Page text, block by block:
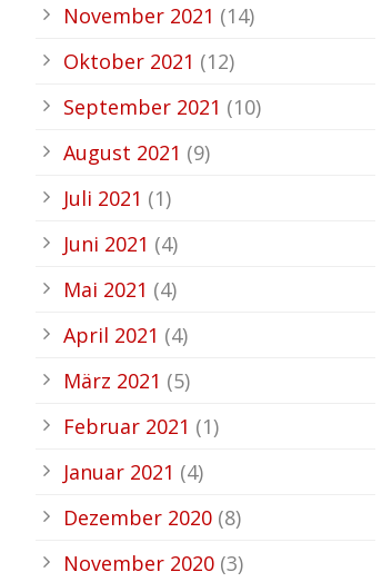
November 2021 (14)
Oktober 2021 (12)
September 2021 (10)
August 2021 (9)
Juli 2021 (1)
Juni 2021 (4)
Mai 2021 (4)
April 2021 (4)
März 2021 (5)
Februar 2021 (1)
Januar 2021 (4)
Dezember 2020 (8)
November 2020 (3)